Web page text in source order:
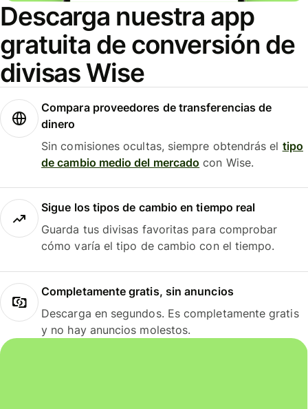
Descarga nuestra app
gratuita de conversión de
divisas Wise
Compara proveedores de transferencias de
dinero
Sin comisiones ocultas, siempre obtendrás el tipo
de cambio medio del mercado con Wise.
Sigue los tipos de cambio en tiempo real
Guarda tus divisas favoritas para comprobar
cómo varía el tipo de cambio con el tiempo.
Completamente gratis, sin anuncios
Descarga en segundos. Es completamente gratis
y no hay anuncios molestos.